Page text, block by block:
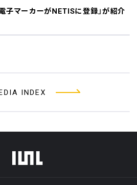
子マーカーがNETISに登録」が紹介
INDEX
フッターメニュー